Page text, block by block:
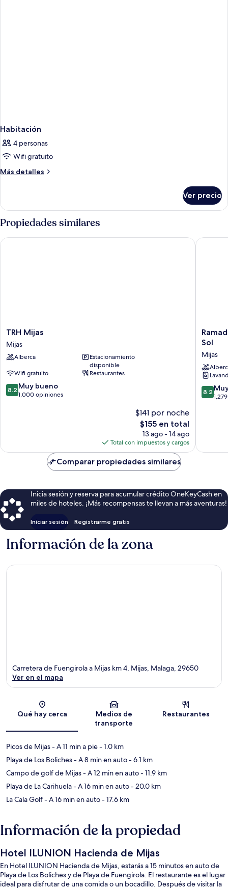
Habitación
4 personas
Wifi gratuito
Más detalles
Más
Ver precio
Propiedades similares
TRH
Mijas
Mijas
TRH Mijas
Mijas
Alberca
Estacionamiento
disponible
Wifi gratuito
Restaurantes
8.2
de
8.2 Muy bueno
1,000 opiniones
$141 por noche
El
precio
actual
es
de
$155
$155 en total
13 ago - 14 ago
Total con impuestos y cargos
TRH Mijas
Ramada
Hotel
Suites
by
Costa
del
Sol
Mijas
8.2
de
8.2
Comparar propiedades similares
Inicia sesión y reserva para acumular crédito OneKeyCash en
miles de hoteles. ¡Más recompensas te llevan a más aventuras!
Iniciar sesión Registrarme gratis
Información de la zona
Sección del mapa
Carretera de Fuengirola a Mijas km 4, Mijas, Malaga, 29650
Ver en el mapa
Qué hay cerca
Medios de
transporte
Restaurantes
Picos de Mijas- A 11 min a pie- 1.0 km
Playa de Los Boliches- A 8 min en auto- 6.1 km
Campo de golf de Mijas- A 12 min en auto- 11.9 km
Playa de La Carihuela- A 16 min en auto- 20.0 km
La Cala Golf- A 16 min en auto- 17.6 km
Información de la propiedad
Hotel ILUNION Hacienda de Mijas
En Hotel ILUNION Hacienda de Mijas, estarás a 15 minutos en auto de
Playa de Los Boliches y de Playa de Fuengirola. El restaurante es el lugar
ideal para disfrutar de una comida o un bocadillo. Después de visitar la